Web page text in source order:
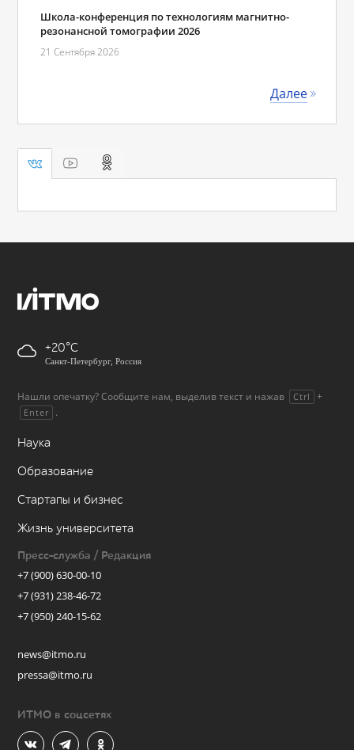
Школа-конференция по технологиям магнитно-
резонансной томографии 2026
21 Сентября 2026
Далее
+20
Санкт-Петербург, Россия
Нашли опечатку? Сообщите нам, выделив текст и нажав Ctrl +
Enter .
Наука
Образование
Стартапы и бизнес
Жизнь университета
Пресс-служба / Редакция
+7 (900) 630-00-10
+7 (931) 238-46-72
+7 (950) 240-15-62
news@itmo.ru
pressa@itmo.ru
ИТМО в соцсетях